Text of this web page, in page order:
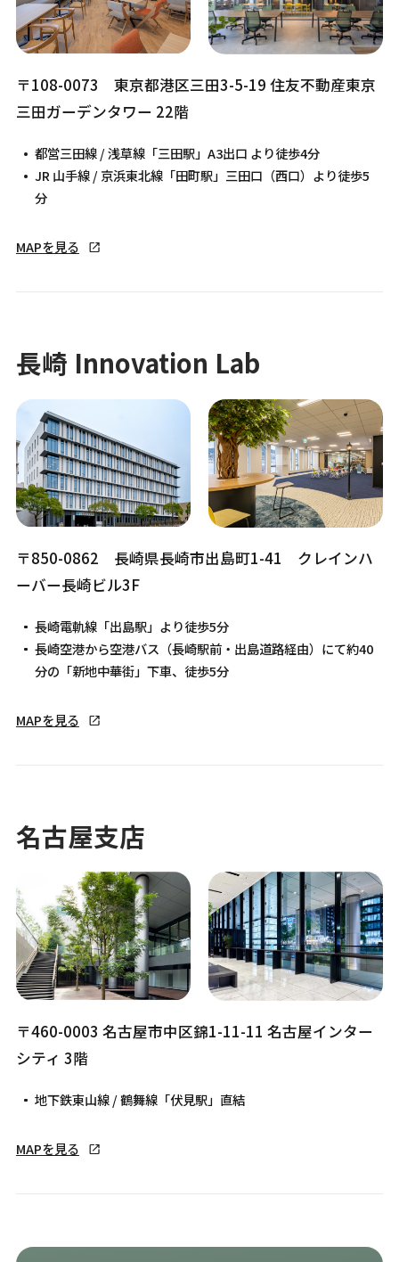
〒108-0073 東京都港区三田3-5-19 住友不動産東京
三田ガーデンタワー 22階
都営三田線 / 浅草線「三田駅」A3出口 より徒歩4分
JR 山手線 / 京浜東北線「田町駅」三田口（西口）より徒歩5
分
MAPを見る
長崎 Innovation Lab
〒850-0862 長崎県長崎市出島町1-41 クレインハ
ーバー長崎ビル3F
長崎電軌線「出島駅」より徒歩5分
長崎空港から空港バス（長崎駅前・出島道路経由）にて約40
分の「新地中華街」下車、徒歩5分
MAPを見る
名古屋支店
〒460-0003 名古屋市中区錦1-11-11 名古屋インター
シティ 3階
地下鉄東山線 / 鶴舞線「伏見駅」直結
MAPを見る